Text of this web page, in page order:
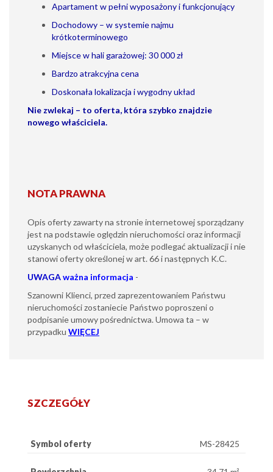
Apartament w pełni wyposażony i funkcjonujący
Dochodowy – w systemie najmu
krótkoterminowego
Miejsce w hali garażowej: 30 000 zł
Bardzo atrakcyjna cena
Doskonała lokalizacja i wygodny układ
Nie zwlekaj – to oferta, która szybko znajdzie
nowego właściciela.
NOTA PRAWNA
Opis oferty zawarty na stronie internetowej sporządzany
jest na podstawie oględzin nieruchomości oraz informacji
uzyskanych od właściciela, może podlegać aktualizacji i nie
stanowi oferty określonej w art. 66 i następnych K.C.
UWAGAważna informacja -
Szanowni Klienci, przed zaprezentowaniem Państwu
nieruchomości zostaniecie Państwo poproszeni o
podpisanie umowy pośrednictwa. Umowa ta – w
przypadku WIĘCEJ
SZCZEGÓŁY
Symbol oferty MS-28425